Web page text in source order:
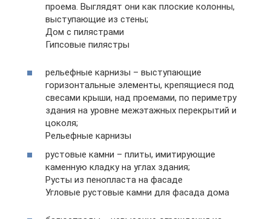
проема. Выглядят они как плоские колонны,
выступающие из стены;
Дом с пилястрами
Гипсовые пилястры
рельефные карнизы – выступающие
горизонтальные элементы, крепящиеся под
свесами крыши, над проемами, по периметру
здания на уровне межэтажных перекрытий и
цоколя;
Рельефные карнизы
рустовые камни – плиты, имитирующие
каменную кладку на углах здания;
Русты из пенопласта на фасаде
Угловые рустовые камни для фасада дома